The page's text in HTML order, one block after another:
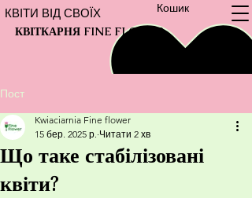
Кошик
КВІТКАРНЯ FINE FLOWER
КВІТИ ВІД СВОЇХ
Пост
Що таке стабілізовані
квіти?
Kwiaciarnia Fine flower
15 бер. 2025 р. Читати 2 хв